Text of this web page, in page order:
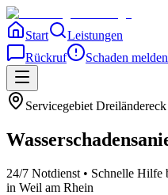
Start
Leistungen
Rückruf
Schaden melden
Servicegebiet Dreiländereck
24/7 Notdienst • Schnelle Hilfe
in Weil am Rhein